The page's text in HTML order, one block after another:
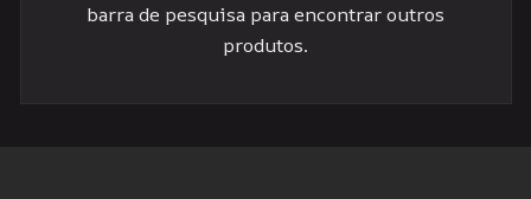
barra de pesquisa para encontrar outros
produtos.